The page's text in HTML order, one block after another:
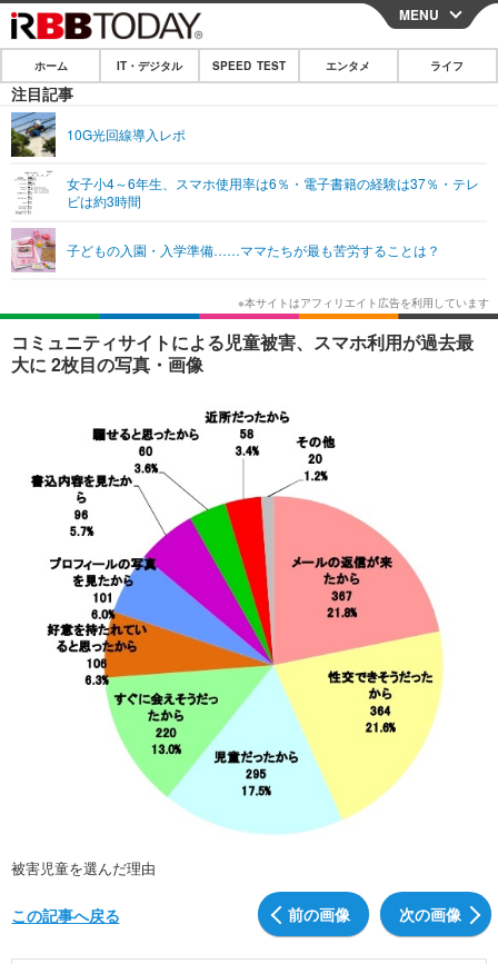
CLOSE
ホーム
IT・デジタル
ネタ
ショッピング その他
SPEED TEST
エンタメ
エンタメTOP 映画・ドラマ
韓国・芸能
音楽 スポーツ
ショッピング
ライフ
ライフTOP グルメ
ペット ショッピング
リリース一覧
プッシュ通知の停止方法
MENU
ホーム IT・デジタル SPEED TEST エンタメ ライフ
注目記事
10G光回線導入レポ
女子小4～6年生、スマホ使用率は6％・電子書籍の経験は37％・テレ
ビは約3時間
子どもの入園・入学準備……ママたちが最も苦労することは？
コミュニティサイトによる児童被害、スマホ利用が過去最
大に 2枚目の写真・画像
被害児童を選んだ理由
前の画像 次の画像
この記事へ戻る